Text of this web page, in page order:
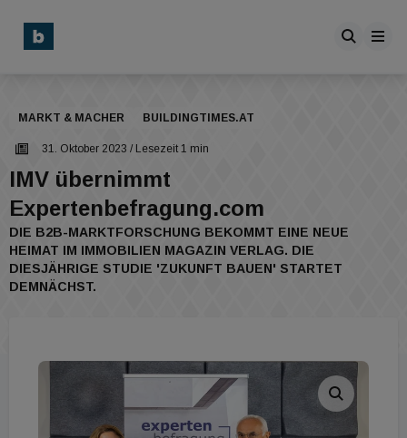
MARKT & MACHER BUILDINGTIMES.AT
31. Oktober 2023 / Lesezeit 1 min
IMV übernimmt
Expertenbefragung.com
DIE B2B-MARKTFORSCHUNG BEKOMMT EINE NEUE
HEIMAT IM IMMOBILIEN MAGAZIN VERLAG. DIE
DIESJÄHRIGE STUDIE 'ZUKUNFT BAUEN' STARTET
DEMNÄCHST.